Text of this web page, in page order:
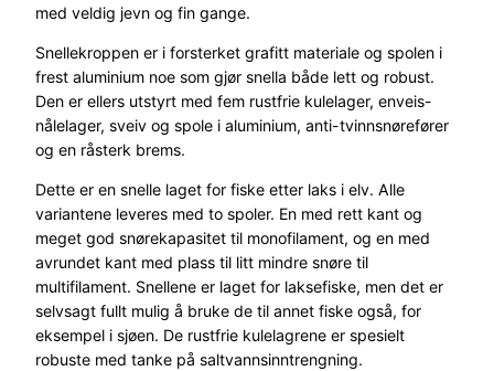
a
t
w
i
n
d
e
r
A
S
5
0
0
0
med veldig jevn og fin gange.
Snellekroppen er i forsterket grafitt materiale og spolen i
frest aluminium noe som gjør snella både lett og robust.
Den er ellers utstyrt med fem rustfrie kulelager, enveis-
nålelager, sveiv og spole i aluminium, anti-tvinnsnørefører
og en råsterk brems.
Dette er en snelle laget for fiske etter laks i elv. Alle
variantene leveres med to spoler. En med rett kant og
meget god snørekapasitet til monofilament, og en med
avrundet kant med plass til litt mindre snøre til
multifilament. Snellene er laget for laksefiske, men det er
selvsagt fullt mulig å bruke de til annet fiske også, for
eksempel i sjøen. De rustfrie kulelagrene er spesielt
robuste med tanke på saltvannsinntrengning.